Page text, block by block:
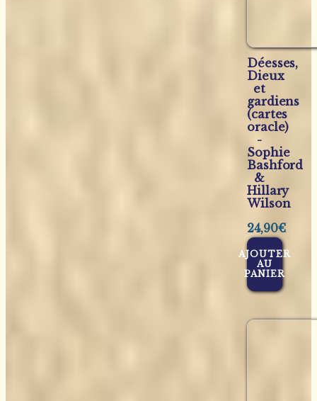
Déesses,
Dieux
et
gardiens
(cartes
oracle)
-
Sophie
Bashford
&
Hillary
Wilson
24,90€
AJOUTER
AU
PANIER